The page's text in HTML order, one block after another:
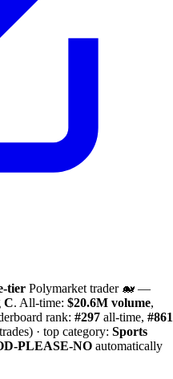
tier Polymarket trader 🐋 —
C. All-time: $20.6M volume,
rank: #297 all-time, #861
· top category: Sports
PLEASE-NO automatically